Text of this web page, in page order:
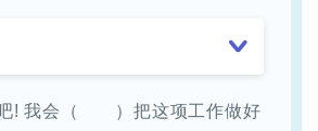
吧! 我会（ ）把这项工作做好